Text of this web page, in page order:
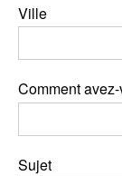
Ville
Comment
Sujet